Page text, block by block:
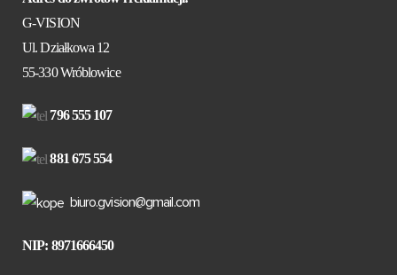
G-VISION
Ul. Działkowa 12
55-330 Wróblowice
796 555 107
881 675 554
biuro.gvision@gmail.com
NIP: 8971666450